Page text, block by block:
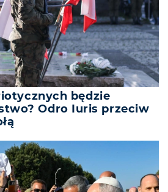
będzie
Odro Iuris przeciw